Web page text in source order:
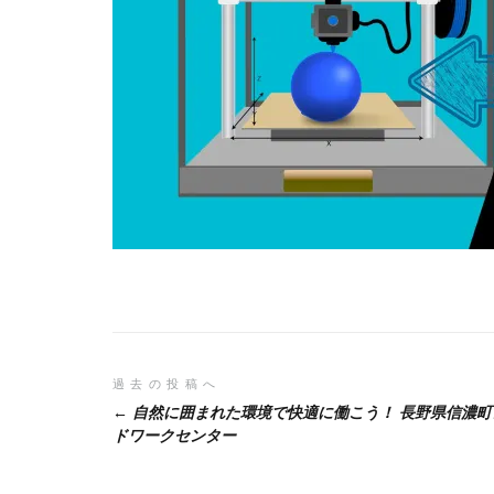
投
稿
過去の投稿へ
自然に囲まれた環境で快適に働こう！ 長野県信濃
ドワークセンター